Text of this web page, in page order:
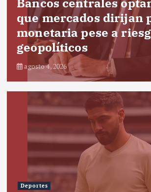
que mercados dirijan
monetaria pese a
geopolíticos
agosto 4, 2026
Deportes